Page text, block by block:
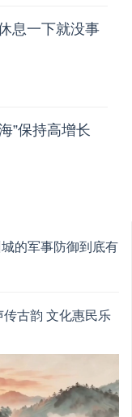
息一下就没事
”保持高增长
的军事防御到底有
传古韵 文化惠民乐